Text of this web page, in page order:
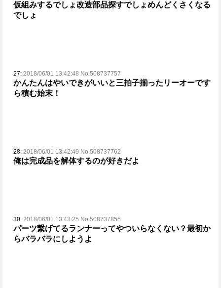
仮組みするでしょ改造部品探すでしょめんどくさくなる
でしょ
27: 2018/06/01 13:42:48 No.508737757
かんたんはやいできがいいと三拍子揃ったリーオーです
ら積む始末！
28: 2018/06/01 13:42:49 No.508737762
俺は完成品を解体するのが好きだよ
30: 2018/06/01 13:43:25 No.508737855
パーツ繋げてるランナーってやついらなくない？最初か
らバラバラにしようよ